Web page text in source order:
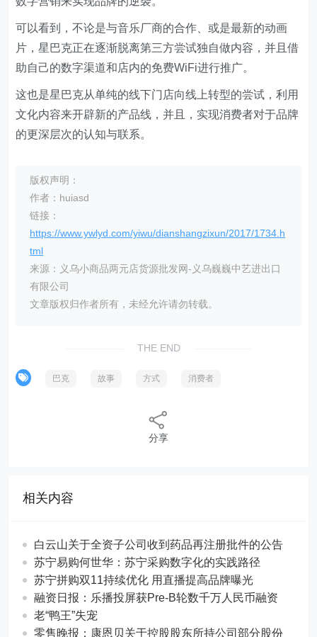
可以看到，不论是与音乐厂商的合作、或是最新的动画
片，星巴克正在逐渐脱离第三方尝试独自做内容，并且借
助自己的数字渠道和店内的免费WiFi进行推广。
这也是星巴克从单纯的线下门店向线上转型的尝试，利用
文化内容来开辟新的产品线，并且，实现消费者对于品牌
的更深层次的认知与联系。
版权声明：
作者：huiasd
链接：
https://www.ywlyd.com/yiwu/dianshangzixun/2017/1734.h
tml
来源：义乌小商品两元店货源批发网-义乌巍巍中艺进出口
有限公司
文章版权归作者所有，未经允许请勿转载。
THE END
巴克 故事 方式 消费者
分享
相关内容
白云山关于全资子公司收到药品再注册批件的公告
苏宁易购何世华：苏宁采购数字化的实践路径
苏宁拼购双11持续优化 用直播提高品牌曝光
融资日报：乐播投屏获Pre-B轮数千万人民币融资
老“鸭王”失宠
零售晚报：康恩贝关于控股股东所持公司部分股份